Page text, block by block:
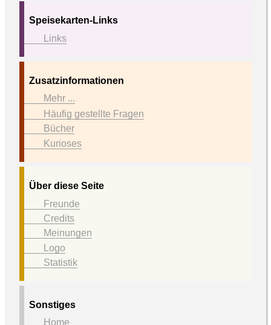
Speisekarten-Links
Links
Zusatzinformationen
Mehr ...
Häufig gestellte Fragen
Bücher
Kurioses
Über diese Seite
Freunde
Credits
Meinungen
Logo
Statistik
Sonstiges
Home